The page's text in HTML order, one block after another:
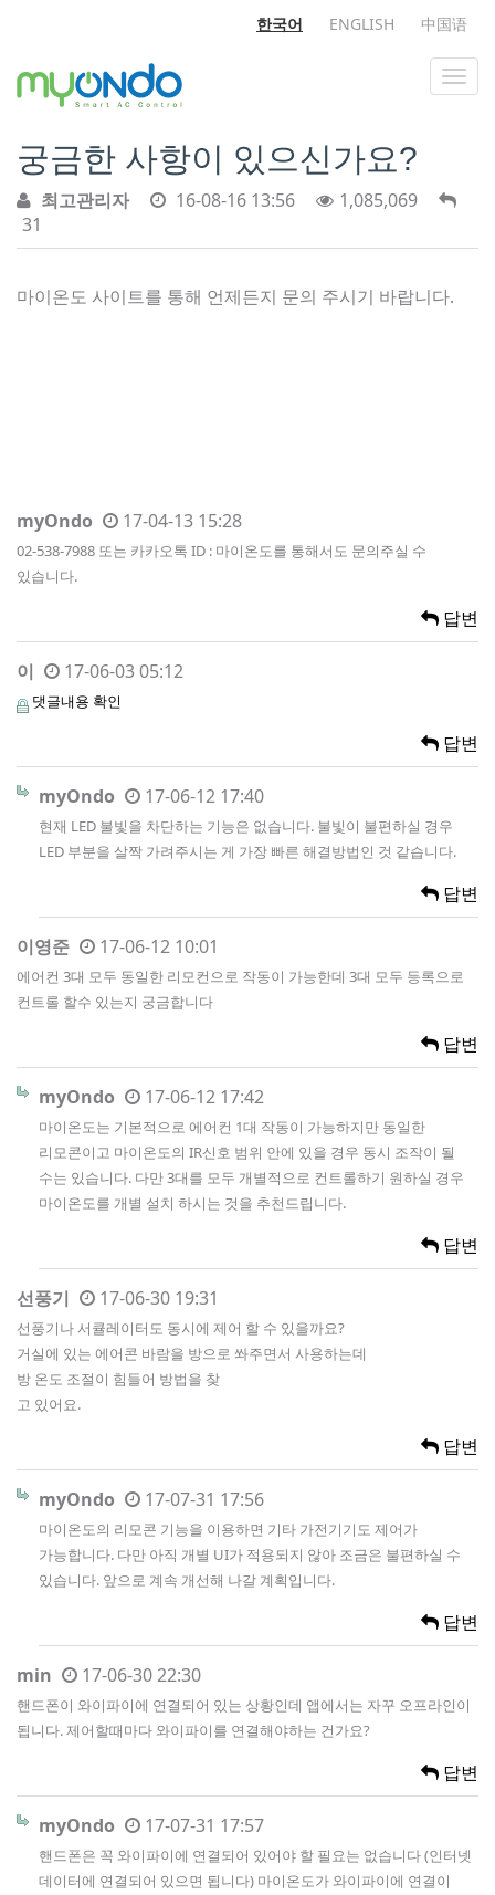
한국어 ENGLISH 中国语
궁금한 사항이 있으신가요?
최고관리자 16-08-16 13:56
1,085,069
31
마이온도 사이트를 통해 언제든지 문의 주시기 바랍니다.
myOndo 17-04-13 15:28
02-538-7988 또는 카카오톡 ID : 마이온도를 통해서도 문의주실 수
있습니다.
답변
이 17-06-03 05:12
댓글내용 확인
답변
myOndo 17-06-12 17:40
현재 LED 불빛을 차단하는 기능은 없습니다. 불빛이 불편하실 경우
LED 부분을 살짝 가려주시는 게 가장 빠른 해결방법인 것 같습니다.
답변
이영준 17-06-12 10:01
에어컨 3대 모두 동일한 리모컨으로 작동이 가능한데 3대 모두 등록으로
컨트롤 할수 있는지 궁금합니다
답변
myOndo 17-06-12 17:42
마이온도는 기본적으로 에어컨 1대 작동이 가능하지만 동일한
리모콘이고 마이온도의 IR신호 범위 안에 있을 경우 동시 조작이 될
수는 있습니다. 다만 3대를 모두 개별적으로 컨트롤하기 원하실 경우
마이온도를 개별 설치 하시는 것을 추천드립니다.
답변
선풍기 17-06-30 19:31
선풍기나 서큘레이터도 동시에 제어 할 수 있을까요?
거실에 있는 에어콘 바람을 방으로 쏴주면서 사용하는데
방 온도 조절이 힘들어 방법을 찾
고 있어요.
답변
myOndo 17-07-31 17:56
마이온도의 리모콘 기능을 이용하면 기타 가전기기도 제어가
가능합니다. 다만 아직 개별 UI가 적용되지 않아 조금은 불편하실 수
있습니다. 앞으로 계속 개선해 나갈 계획입니다.
답변
min 17-06-30 22:30
핸드폰이 와이파이에 연결되어 있는 상황인데 앱에서는 자꾸 오프라인이
됩니다. 제어할때마다 와이파이를 연결해야하는 건가요?
답변
myOndo 17-07-31 17:57
핸드폰은 꼭 와이파이에 연결되어 있어야 할 필요는 없습니다 (인터넷
데이터에 연결되어 있으면 됩니다) 마이온도가 와이파이에 연결이